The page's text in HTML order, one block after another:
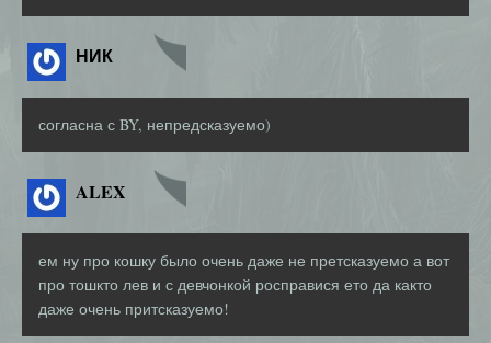
НИК
согласна с BY, непредсказуемо)
ALEX
ем ну про кошку было очень даже не претсказуемо а вот
про тошкто лев и с девчонкой росправися ето да както
даже очень притсказуемо!